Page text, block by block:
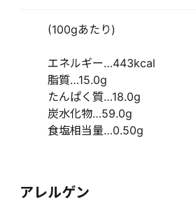
(100gあたり)
エネルギー…443kcal
脂質…15.0g
たんぱく質…18.0g
炭水化物…59.0g
食塩相当量…0.50g
アレルゲン